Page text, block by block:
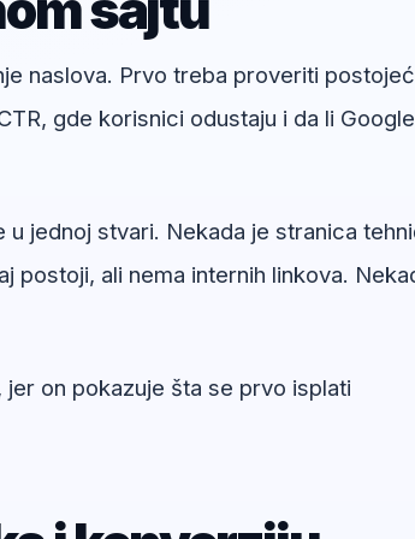
naslova. Prvo treba proveriti
gde korisnici odustaju i da li Google
jednoj stvari. Nekada je stranica
postoji, ali nema internih linkova.
jer on pokazuje šta se prvo isplati